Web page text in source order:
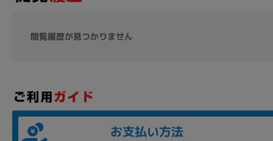
閲覧履歴が見つかりません
お支払い方法